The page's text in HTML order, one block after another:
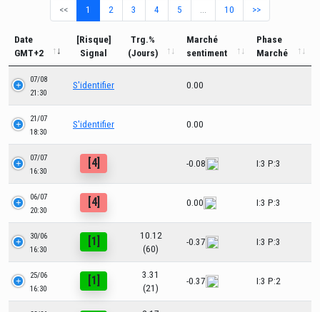
<< 1 2 3 4 5 10 >>
Date
GMT+2
[Risque]
Signal
Trg.%
(Jours)
Marché
sentiment
Phase
Marché
07/08
21:30
S'identifier 0.00
21/07
18:30
S'identifier 0.00
07/07
16:30
[4] -0.08 I:3 P:3
06/07
20:30
[4] 0.00 I:3 P:3
30/06
16:30
[1]
10.12
(60)
-0.37 I:3 P:3
25/06
16:30
[1]
3.31
(21)
-0.37 I:3 P:2